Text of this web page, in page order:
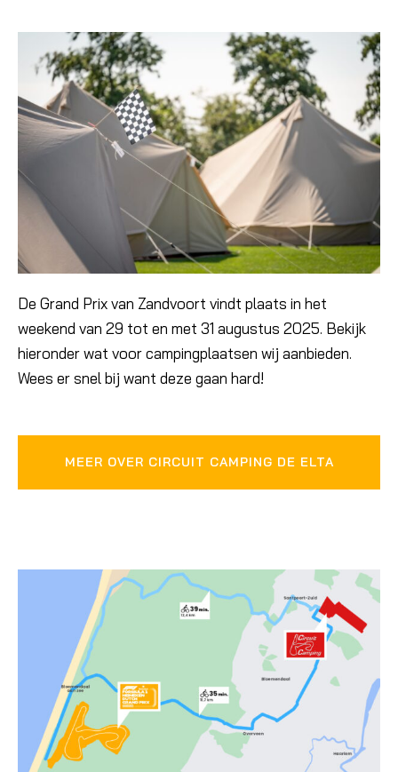
De Grand Prix van Zandvoort vindt plaats in het
weekend van 29 tot en met 31 augustus 2025. Bekijk
hieronder wat voor campingplaatsen wij aanbieden.
Wees er snel bij want deze gaan hard!
MEER OVER CIRCUIT CAMPING DE ELTA